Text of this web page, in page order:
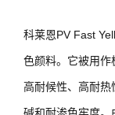
科莱恩PV Fast
色颜料。它被用作
高耐候性、高耐热
碱和耐渗色牢度。